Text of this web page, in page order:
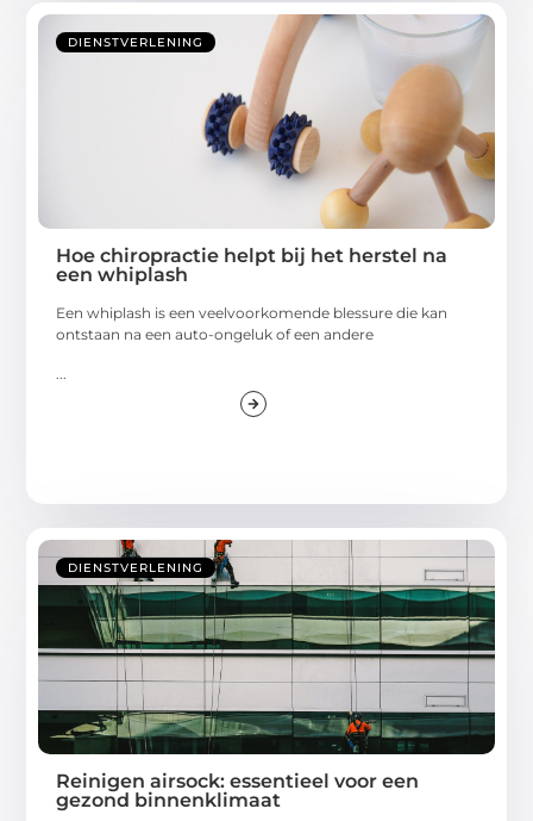
DIENSTVERLENING
Hoe chiropractie helpt bij het herstel na
een whiplash
Een whiplash is een veelvoorkomende blessure die kan
ontstaan na een auto-ongeluk of een andere
DIENSTVERLENING
Reinigen airsock: essentieel voor een
gezond binnenklimaat